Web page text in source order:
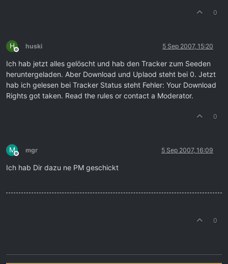
0
H
Offline
huski 5 Sep 2007, 15:20
Ich hab jetzt alles gelöscht und hab den Tracker zum Seeden
heruntergeladen. Aber Download und Uplaod steht bei 0. Jetzt
hab ich gelesen bei Tracker Status steht Fehler: Your Download
Rights got taken. Read the rules or contact a Moderator.
0
M
Offline
mgr 5 Sep 2007, 16:09
Ich hab Dir dazu ne PM geschickt
0